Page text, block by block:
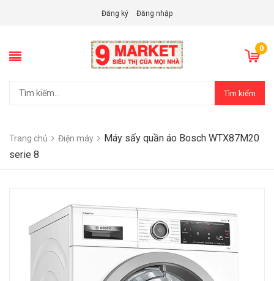
Đăng ký Đăng nhập
0
Tìm kiếm
Trang chủ Điện máy
Máy sấy quần áo Bosch WTX87M20
serie 8